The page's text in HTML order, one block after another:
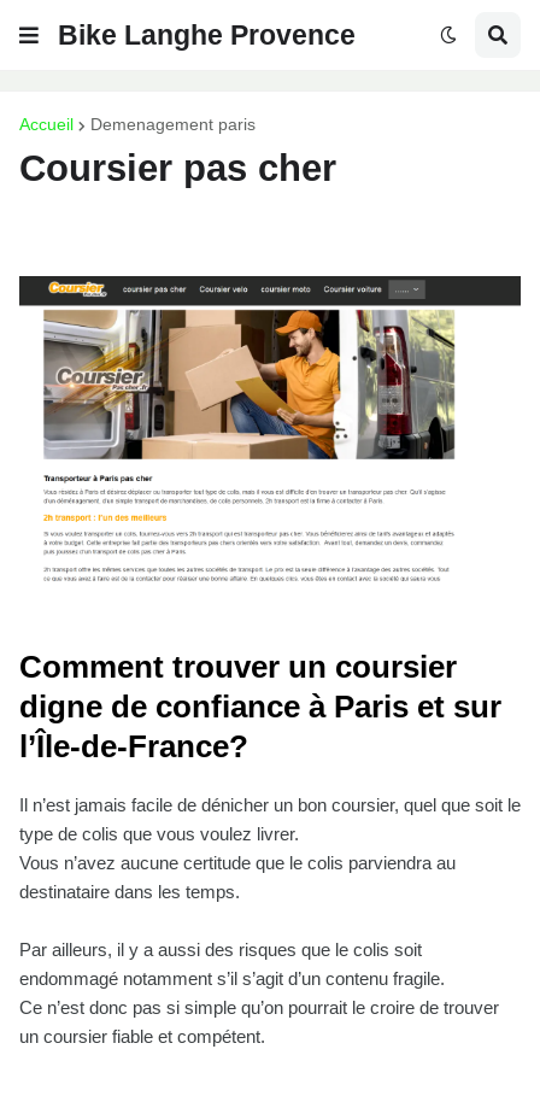
Bike Langhe Provence
Accueil Demenagement paris
Coursier pas cher
Comment trouver un coursier
digne de confiance à Paris et sur
l’Île-de-France?
Il n’est jamais facile de dénicher un bon coursier, quel que soit le
type de colis que vous voulez livrer.
Vous n’avez aucune certitude que le colis parviendra au
destinataire dans les temps.
Par ailleurs, il y a aussi des risques que le colis soit
endommagé notamment s’il s’agit d’un contenu fragile.
Ce n’est donc pas si simple qu’on pourrait le croire de trouver
un coursier fiable et compétent.